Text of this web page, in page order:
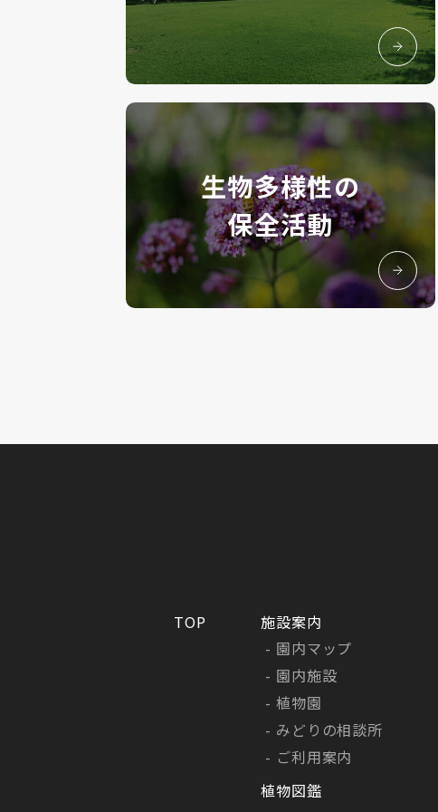
生物多様性の
保全活動
TOP
施設案内
園内マップ
園内施設
植物園
みどりの相談所
ご利用案内
植物図鑑